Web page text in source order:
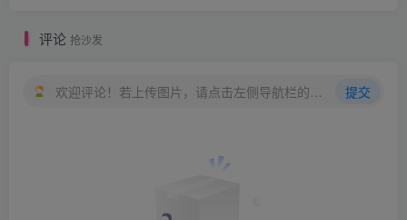
奥早已经用准备好了的小摄相机在拍这有趣的一幕。贾斯廷
廷大声喊叫，他几乎能感觉到暴露在空气里的屁股肿了起
评论 抢沙发
欢迎评论！若上传图片，请点击左侧导航栏的图床工具，获取图片链接。 提交